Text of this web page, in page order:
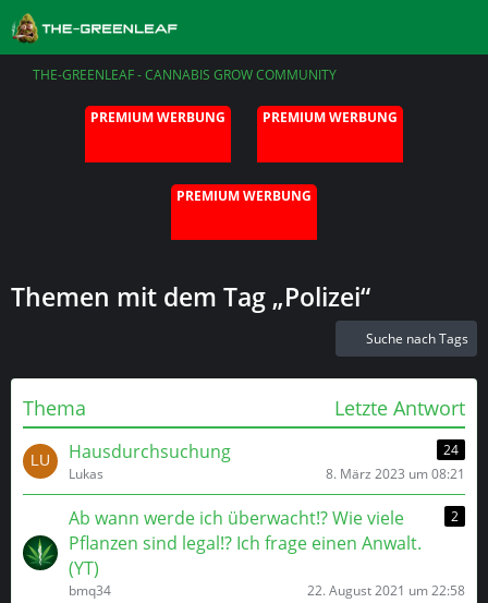
THE-GREENLEAF - CANNABIS GROW COMMUNITY
PREMIUM WERBUNG PREMIUM WERBUNG
PREMIUM WERBUNG
Themen mit dem Tag „Polizei“
Suche nach Tags
Thema Letzte Antwort
Hausdurchsuchung
24
Lukas
8. März 2023 um 08:21
Ab wann werde ich überwacht⁉️ Wie viele
Pflanzen sind legal⁉️ Ich frage einen Anwalt.
(YT)
2
bmq34 22. August 2021 um 22:58